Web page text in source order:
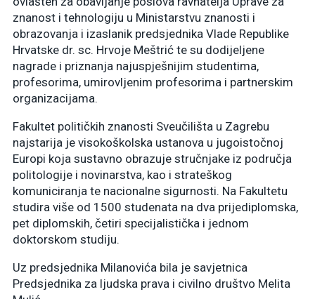
znanost i tehnologiju u Ministarstvu znanosti i
obrazovanja i izaslanik predsjednika Vlade Republike
Hrvatske dr. sc. Hrvoje Meštrić te su dodijeljene
nagrade i priznanja najuspješnijim studentima,
profesorima, umirovljenim profesorima i partnerskim
organizacijama.
Fakultet političkih znanosti Sveučilišta u Zagrebu
najstarija je visokoškolska ustanova u jugoistočnoj
Europi koja sustavno obrazuje stručnjake iz područja
politologije i novinarstva, kao i strateškog
komuniciranja te nacionalne sigurnosti. Na Fakultetu
studira više od 1500 studenata na dva prijediplomska,
pet diplomskih, četiri specijalistička i jednom
doktorskom studiju.
Uz predsjednika Milanovića bila je savjetnica
Predsjednika za ljudska prava i civilno društvo Melita